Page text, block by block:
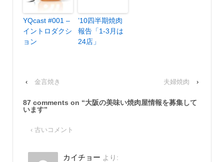
YQcast #001 –
イントロダクシ
ョン
’10四半期焼肉
報告「1-3月は
24店」
‹ 金言焼き 夫婦焼肉 ›
87 comments on “大阪の美味い焼肉屋情報を募集して
います”
‹ 古いコメント
カイチョー より: